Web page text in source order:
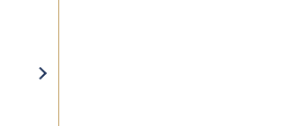
next